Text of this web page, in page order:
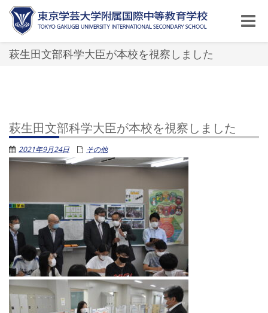
Toggle
萩生田文部科学大臣が本校を視察しました
萩生田文部科学大臣が本校を視察しました
2021年9月24日 その他